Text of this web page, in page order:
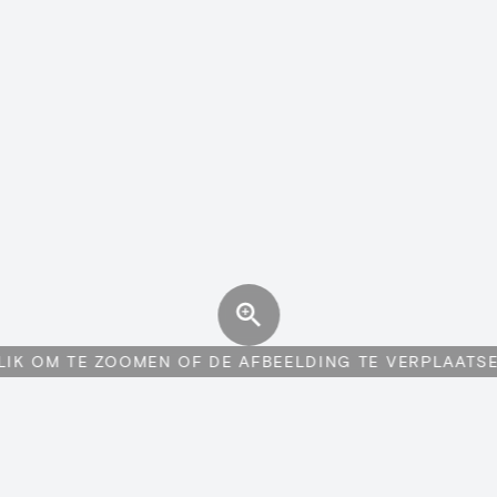
OM TE ZOOMEN OF DE AFBEELDING TE